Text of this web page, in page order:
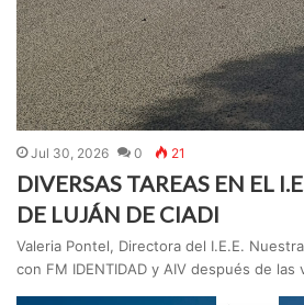
Jul 30, 2026 0 21
DIVERSAS TAREAS EN EL
DE LUJÁN DE CIADI
Valeria Pontel, Directora del I.E.E.
con FM IDENTIDAD y AIV después de